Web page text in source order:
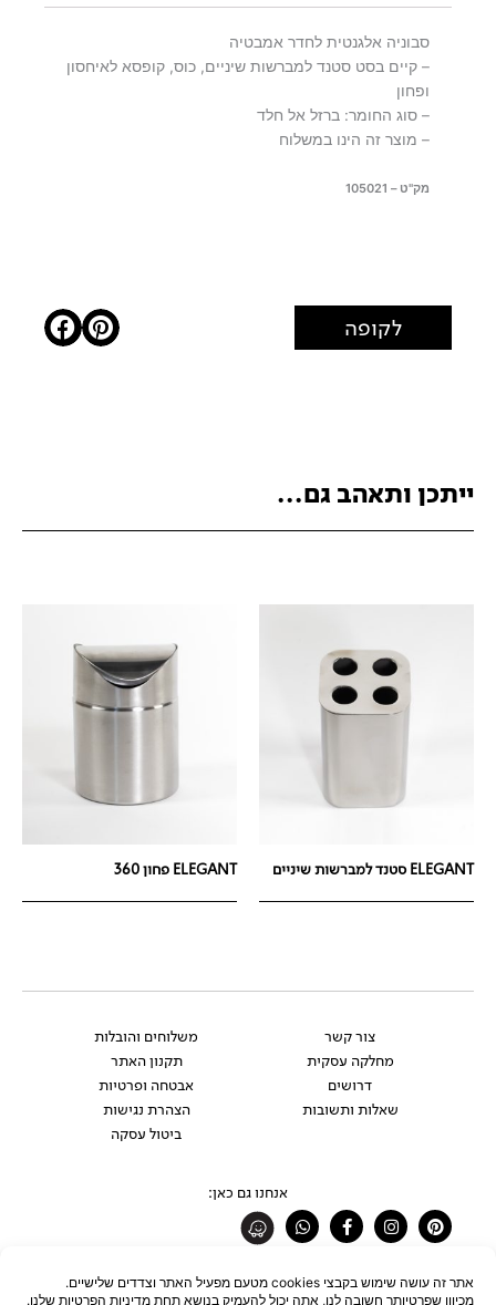
סבוניה אלגנטית לחדר אמבטיה
– קיים בסט סטנד למברשות שיניים, כוס, קופסא לאיחסון
ופחון
– סוג החומר: ברזל אל חלד
– מוצר זה הינו במשלוח
מק"ט – 105021
לקופה
ייתכן ותאהב גם...
ELEGANT סטנד למברשות שיניים ELEGANT פחון 360
צור קשר
מחלקה עסקית
דרושים
שאלות ותשובות
משלוחים והובלות
תקנון האתר
אבטחה ופרטיות
הצהרת נגישות
ביטול עסקה
אנחנו גם כאן:
Pinterest
Instagram
Facebook-
f
Whatsapp
רוצים להתעדכן לפני כולם?